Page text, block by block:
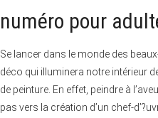
numéro pour
Se lancer dans le monde des
déco qui illuminera notre intérieur
de peinture. En effet, peindre à
pas vers la création d’un chef-